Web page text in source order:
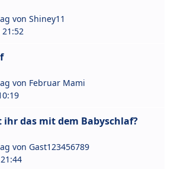
von Shiney11
21:52
von Februar Mami
ihr das mit dem Babyschlaf?
von Gast123456789